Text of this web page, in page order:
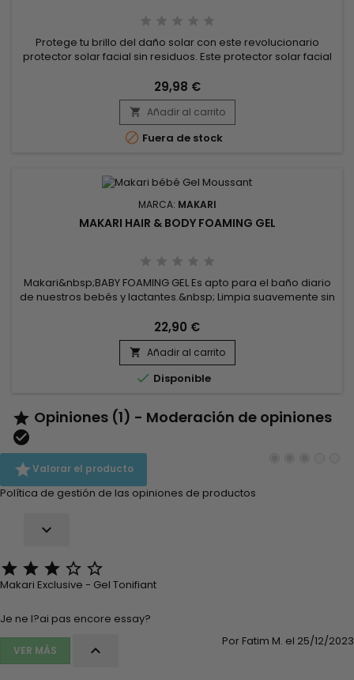
Protege tu brillo del daño solar con este revolucionario
protector solar facial sin residuos. Este protector solar facial
dañinos rayos UVB y UVA que pueden causar líneas y
arrugas prematuras.Se recomienda para todo tipo de piel.
SPF-46 de amplio espectro. Calma y protege la piel. Fórmula
ligera...
29,98 €
 Añadir al carrito
 Fuera de stock
MARCA: MAKARI
MAKARI HAIR & BODY FOAMING GEL
Makari&nbsp;BABY FOAMING GEL Es apto para el baño diario
de nuestros bebés y lactantes.&nbsp; Limpia suavemente sin
enriquecida con un agente hidratante.&nbsp; No pica los
ojos, se aclara fácilmente y facilita el desenredado del
cabello, dejando la piel delicadamente perfumada.
22,90 €
 Añadir al carrito
 Disponible
 Opiniones (1) - Moderación de opiniones

Valorar el producto
Política de gestión de las opiniones de productos

    
Makari Exclusive - Gel Tonifiant
Je ne l?ai pas encore essay?
Por Fatim M. el 25/12/2023
VER MÁS 